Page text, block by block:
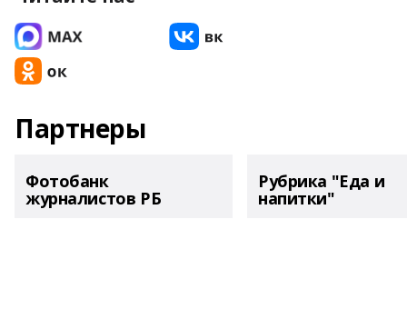
Партнеры
Фотобанк
журналистов РБ
Рубрика "Еда и
напитки"